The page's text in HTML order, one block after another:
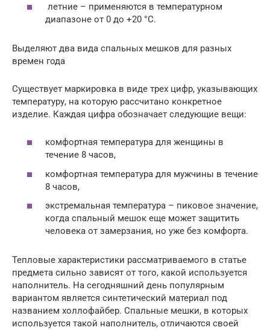
летние – применяются в температурном
диапазоне от 0 до +20 °C.
Выделяют два вида спальных мешков для разных
времен года
Существует маркировка в виде трех цифр, указывающих
температуру, на которую рассчитано конкретное
изделие. Каждая цифра обозначает следующие вещи:
комфортная температура для женщины в
течение 8 часов,
комфортная температура для мужчины в течение
8 часов,
экстремальная температура – пиковое значение,
когда спальный мешок еще может защитить
человека от замерзания, но уже без комфорта.
Тепловые характеристики рассматриваемого в статье
предмета сильно зависят от того, какой используется
наполнитель. На сегодняшний день популярным
вариантом является синтетический материал под
названием холлофайбер. Спальные мешки, в которых
используется такой наполнитель, отличаются своей